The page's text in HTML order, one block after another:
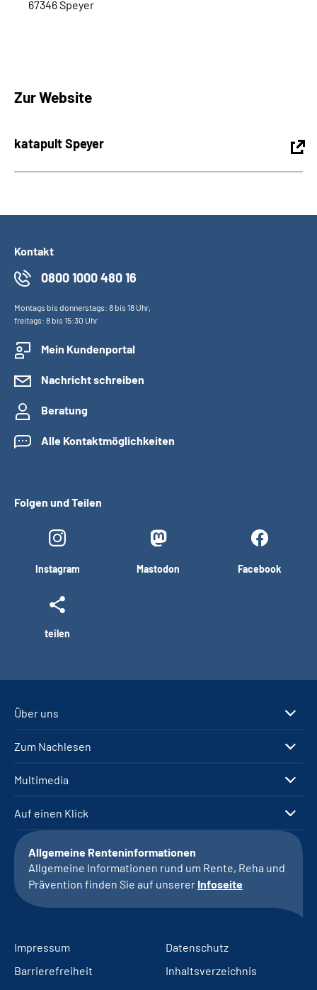
67346 Speyer
Zur Website
katapult Speyer
Kontakt
0800 1000 480 16
Montags bis donnerstags: 8 bis 18 Uhr,
freitags: 8 bis 15:30 Uhr
Mein Kundenportal
Nachricht schreiben
Beratung
Alle Kontaktmöglichkeiten
Folgen und Teilen
Instagram Mastodon Facebook
teilen
Über uns
Zum Nachlesen
Multimedia
Auf einen Klick
Allgemeine Renteninformationen
Allgemeine Informationen rund um Rente, Reha und
Prävention finden Sie auf unserer Infoseite
Impressum
Datenschutz
Barrierefreiheit
Inhaltsverzeichnis